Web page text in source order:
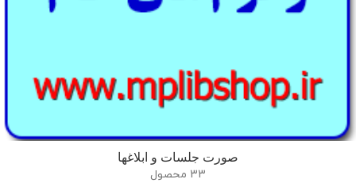
صورت جلسات و ابلاغها
33 محصول